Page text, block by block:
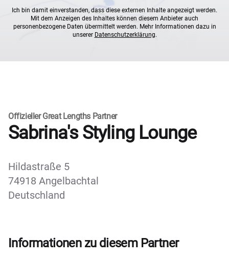
Ich bin damit einverstanden, dass diese externen Inhalte angezeigt werden.
Mit dem Anzeigen des Inhaltes können diesem Anbieter auch
personenbezogene Daten übermittelt werden. Mehr Informationen dazu in
unserer Datenschutzerklärung.
Offizieller Great Lengths Partner
Sabrina's Styling Lounge
Hildastraße 5
74918 Angelbachtal
Deutschland
Informationen zu diesem Partner